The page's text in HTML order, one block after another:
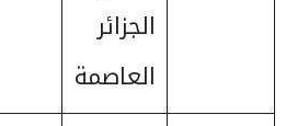
الجزائر
العاصمة